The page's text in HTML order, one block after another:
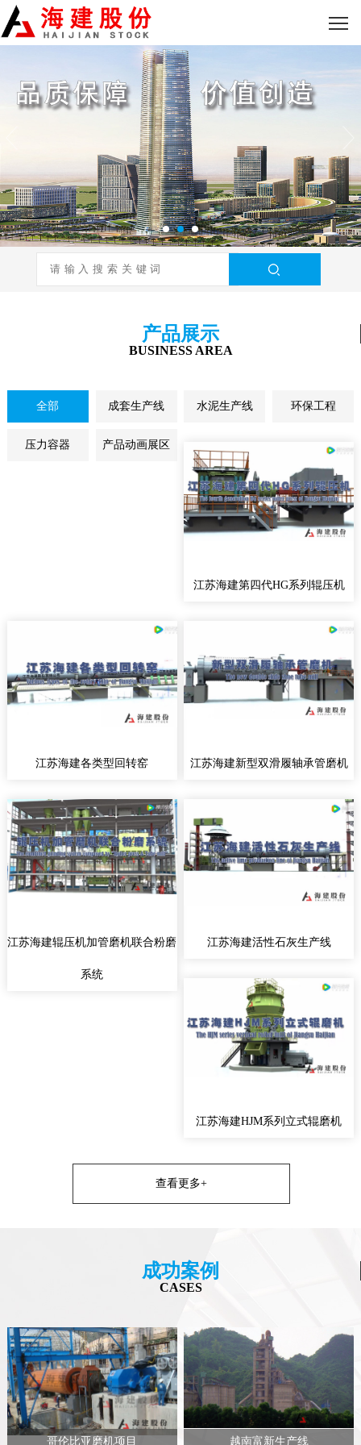
产品展示
BUSINESS AREA
全部 成套生产线 水泥生产线 环保工程
压力容器 产品动画展区
江苏海建第四代HG系列辊压机
江苏海建各类型回转窑 江苏海建新型双滑履轴承管磨机
江苏海建辊压机加管磨机联合粉磨
系统
江苏海建活性石灰生产线
江苏海建HJM系列立式辊磨机
查看更多+
成功案例
CASES
哥伦比亚磨机项目 越南富新生产线